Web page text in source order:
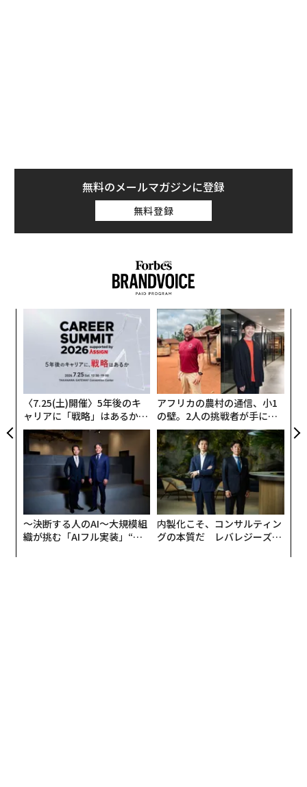
無料のメールマガジンに登録
無料登録
〈7.25(土)開催〉5年後のキ
ャリアに「戦略」はあるか。
トップエグゼクティブのキャ
リアに触れる1日│CAREER S
UMMIT 2026
アフリカの農村の通信、小1
の壁。2人の挑戦者が手にし
た「次なる武器」
〜決断する人のAI〜大規模組
織が挑む「AIフル実装」“使
内製化こそ、コンサルティン
グの本質だ レバレジーズが